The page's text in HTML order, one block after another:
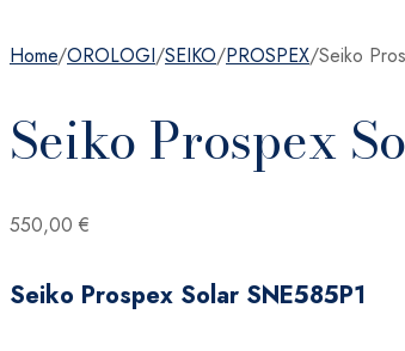
Home/OROLOGI/SEIKO/PROSPEX/Seiko
Seiko Prospex
550,00 €
Seiko Prospex Solar SNE585P1